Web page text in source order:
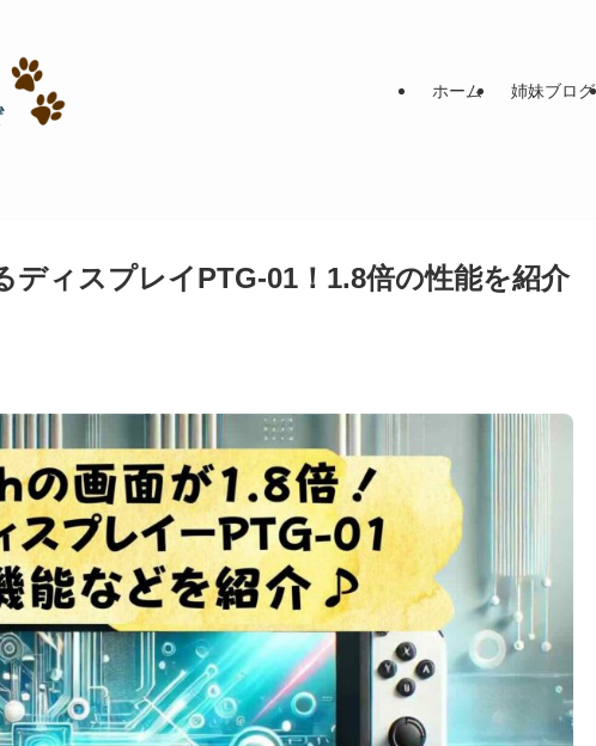
ホーム 姉妹ブログ
ディスプレイPTG-01！1.8倍の性能を紹介